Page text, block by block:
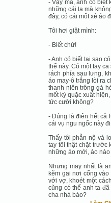
- Vậy mà, anh có biết
những cái lạ mà
đây, có cái mốt xẻ áo
Tôi hơi giật mình:
- Biết chứ!
- Anh có biết tại sao
thế này. Có một tay
rách phía sau lưng,
áo may-ô trắng lòi ra
thanh niên trông gà
mốt kỳ quặc xuất
tức cười không?
- Ðúng là điên hết cả
cái vụ ngu ngốc này
Thấy tôi phẫn nộ và
tay tôi thật chặt trước
những áo mới, áo
Nhưng may nhất là
kẽm gai nơi cổng
với vợ, khoét một
cũng có thể anh ta
cha nhà báo?